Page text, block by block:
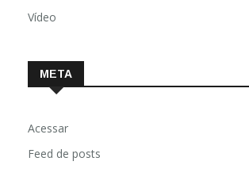
Vídeo
META
Acessar
Feed de posts